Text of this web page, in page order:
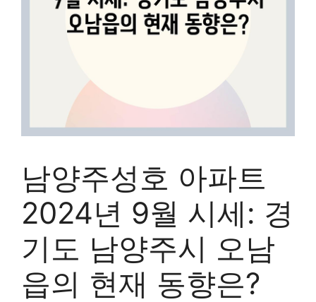
남양주성호 아파트
2024년 9월 시세: 경
기도 남양주시 오남
읍의 현재 동향은?